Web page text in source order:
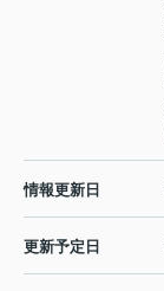
情報更新日
更新予定日